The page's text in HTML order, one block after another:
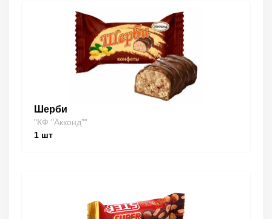
Шерби
"КФ "Акконд""
1 шт